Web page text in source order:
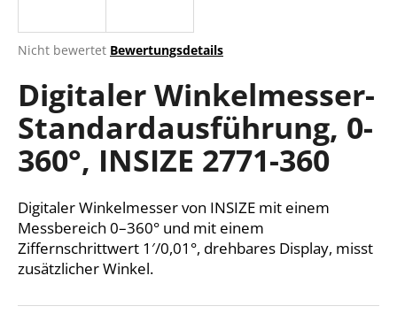
Die
Produktbewertung
ist
0,0
von
5
Sternen.
Nicht bewertet Bewertungsdetails
Digitaler Winkelmesser-
Standardausführung, 0-
360°, INSIZE 2771-360
Digitaler Winkelmesser von INSIZE mit einem
Messbereich 0–360° und mit einem
Ziffernschrittwert 1′/0,01°, drehbares Display, misst
zusätzlicher Winkel.
W
i
e
m
p
f
e
h